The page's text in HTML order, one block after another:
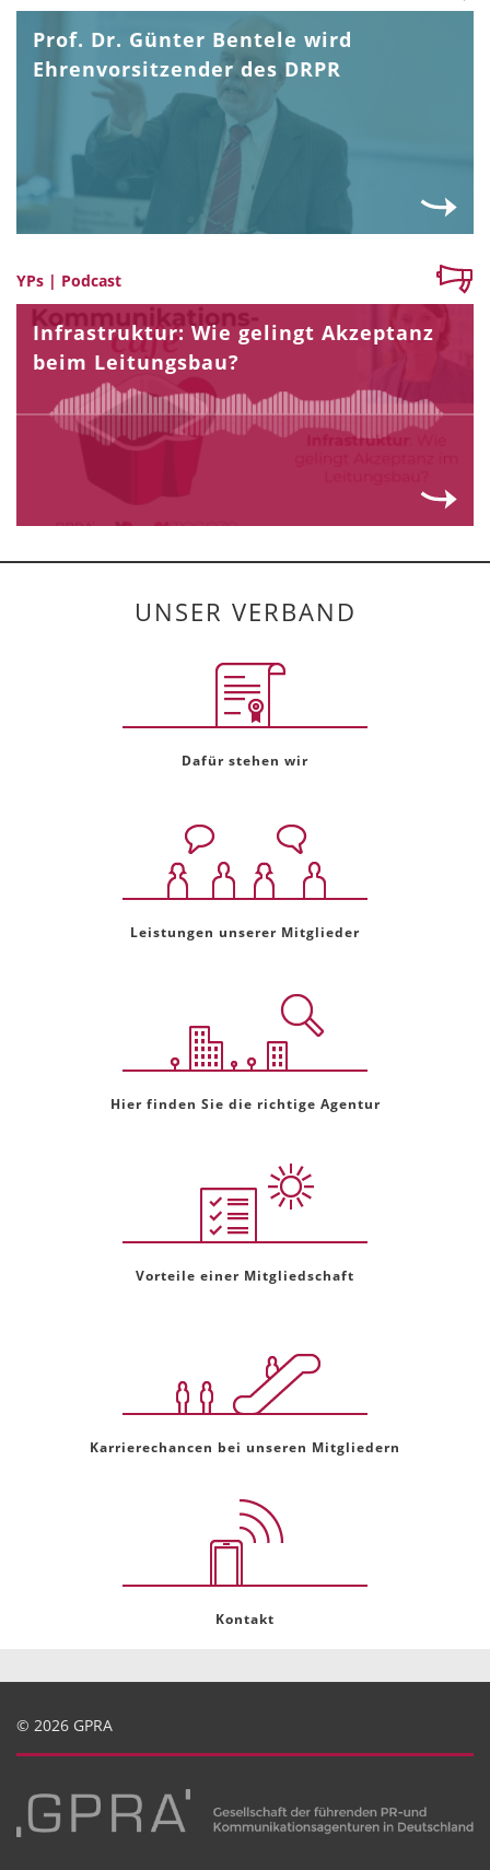
Prof. Dr. Günter Bentele wird
Ehrenvorsitzender des DRPR
YPs | Podcast
Infrastruktur: Wie gelingt Akzeptanz
beim Leitungsbau?
UNSER VERBAND
Dafür stehen wir
Leistungen unserer Mitglieder
Hier finden Sie die richtige Agentur
Vorteile einer Mitgliedschaft
Karrierechancen bei unseren Mitgliedern
Kontakt
© 2026 GPRA